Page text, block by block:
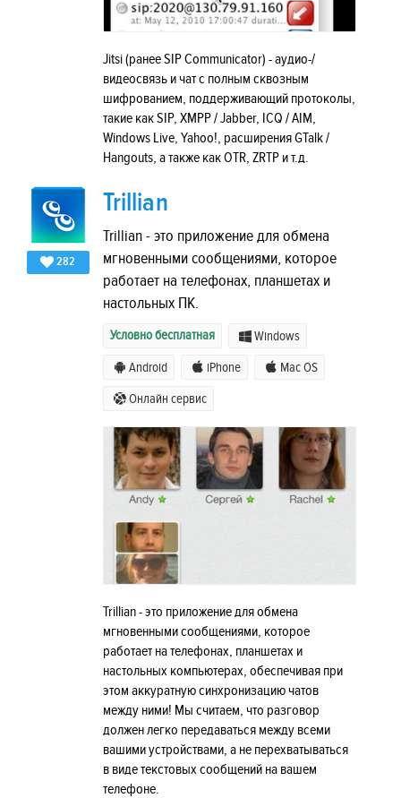
Jitsi (ранее SIP Communicator) - аудио-/
видеосвязь и чат с полным сквозным
шифрованием, поддерживающий протоколы,
такие как SIP, XMPP / Jabber, ICQ / AIM,
Windows Live, Yahoo!, расширения GTalk /
Hangouts, а также как OTR, ZRTP и т.д.
282
Trillian
Trillian - это приложение для обмена
мгновенными сообщениями, которое
работает на телефонах, планшетах и ​​
настольных ПК.
Условно бесплатная Windows
Android iPhone Mac OS
Онлайн сервис
Trillian - это приложение для обмена
мгновенными сообщениями, которое
работает на телефонах, планшетах и ​​
настольных компьютерах, обеспечивая при
этом аккуратную синхронизацию чатов
между ними! Мы считаем, что разговор
должен легко передаваться между всеми
вашими устройствами, а не перехватываться
в виде текстовых сообщений на вашем
телефоне.